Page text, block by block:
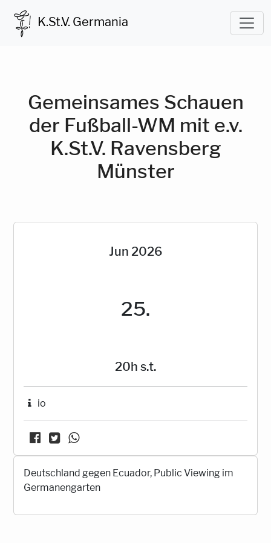
K.St.V. Germania
Gemeinsames Schauen
der Fußball-WM mit e.v.
K.St.V. Ravensberg
Münster
Jun 2026
25.
20h s.t.
io
Deutschland gegen Ecuador, Public Viewing im
Germanengarten